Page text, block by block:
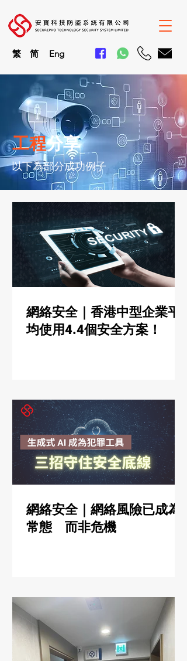
繁 简 Eng
工程分享
以下為部分成功例子
網絡安全｜香港中型企業平
均使用4.4個安全方案！
網絡安全｜網絡風險已成為
常態 而非危機